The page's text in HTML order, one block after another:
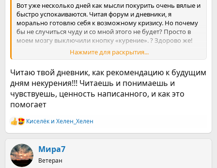
Вот уже несколько дней как мысли покурить очень вялые и
быстро успокаиваются. Читая форум и дневники, я
морально готовлю себя к возможному кризису. Но почему
бы не случиться чуду и со мной этого не будет? Просто в
моем мозгу выключили кнопку «курение». ? Здорово же!
За истекшую неделю:
2. стала лучше выглядеть. Это говорят и окружающие и
сама вижу. Цвет лица стал розовее (раньше был землистый
оттенок), тургор кожи стал лучше.
В календаре бросающего курить упоминается о рубежном
14-ом дне, когда хочется попробовать одну сигарету из
любопытства. Это не мой случай. Я четко знаю: эту отраву
нужно убирать из своей жизни. Скатываться обратно в
курение не хочу. Как и продолжать гробить свое здоровье.
Его бы восстановить как можно полнее. Вот задача так
задача!
Нажмите для раскрытия...
Читаю твой дневник, как рекомендацию к будущим
дням некурения!!! Читаешь и понимаешь и
чувствуешь, ценность написанного, и как это
помогает
Р
е
к
ц
и
Киселёк и Хелен_Хелен
Мира7
Ветеран